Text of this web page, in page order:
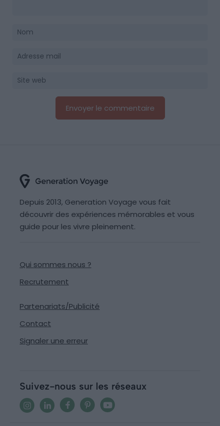
Depuis 2013, Generation Voyage vous fait
découvrir des expériences mémorables et vous
guide pour les vivre pleinement.
Qui sommes nous ?
Recrutement
Partenariats/Publicité
Contact
Signaler une erreur
Suivez-nous sur les réseaux